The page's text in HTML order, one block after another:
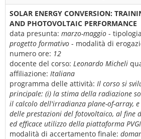
SOLAR ENERGY CONVERSION:
AND PHOTOVOLTAIC PERFORMANCE
data presunta: marzo-maggio -
progetto formativo - modalità di
numero ore: 12
docente del corso: Leonardo Micheli
affiliazione: Italiana
programma delle attività: Il corso si
principale: (i) la stima della radiazione
il calcolo dell'irradianza plane-of-array,
delle prestazioni del fotovoltaico, al fine
ed efficace utilizzo della piattaforma
modalità di accertamento finale: